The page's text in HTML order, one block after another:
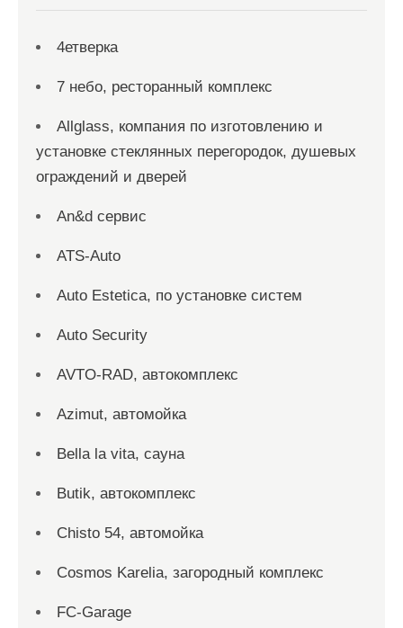
4етверка
7 небо, ресторанный комплекс
Allglass, компания по изготовлению и
установке стеклянных перегородок, душевых
ограждений и дверей
An&d сервис
ATS-Auto
Auto Estetica, по установке систем
Auto Security
AVTO-RAD, автокомплекс
Azimut, автомойка
Bella la vita, сауна
Butik, автокомплекс
Chisto 54, автомойка
Cosmos Karelia, загородный комплекс
FC-Garage